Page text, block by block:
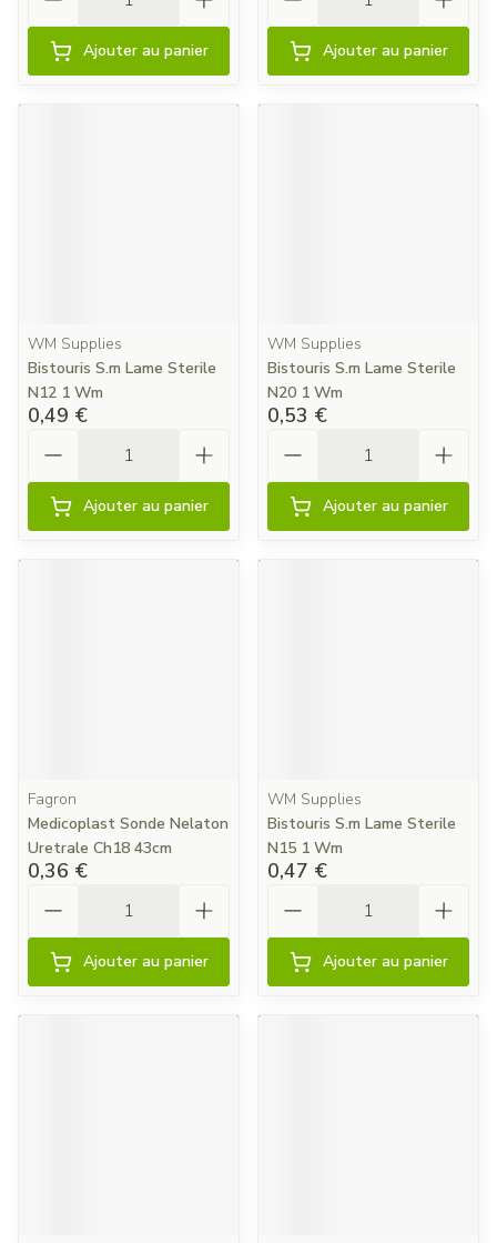
Ajouter au panier Ajouter au panier
WM Supplies
Bistouris S.m Lame Sterile
N12 1 Wm
0,49 €
Ajouter au panier
WM Supplies
Bistouris S.m Lame Sterile
N20 1 Wm
0,53 €
Ajouter au panier
Fagron
Medicoplast Sonde Nelaton
Uretrale Ch18 43cm
0,36 €
Ajouter au panier
WM Supplies
Bistouris S.m Lame Sterile
N15 1 Wm
0,47 €
Ajouter au panier